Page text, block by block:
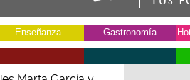
Enseñanza Gastronomía